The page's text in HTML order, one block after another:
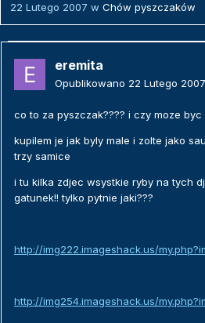
22 Lutego 2007 w Chów pyszczaków
eremita
Opublikowano 22 Lutego 2007
co to za pyszczak???? i czy moze byc
kupilem je jak byly male i zolte jako
trzy samice
i tu kilka zdjec wsystkie ryby na tych
gatunek!! tylko pytnie jaki???
http://img222.imageshack.us/
http://img254.imageshack.us/